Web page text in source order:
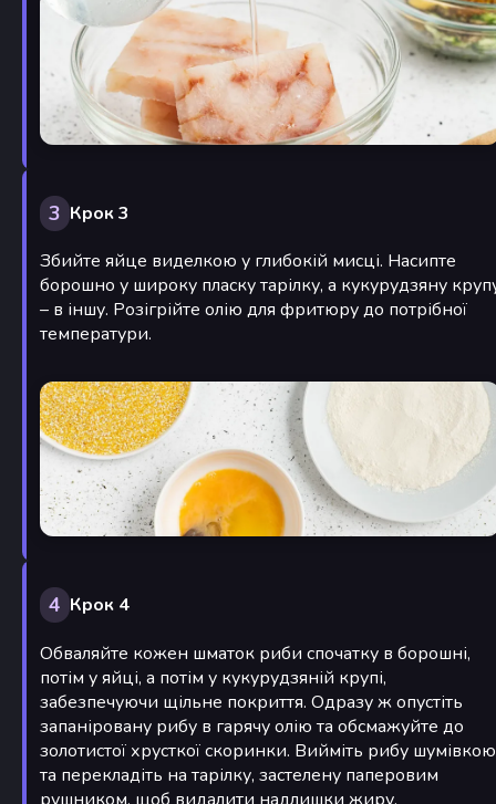
3 Крок 3
Збийте яйце виделкою у глибокій мисці. Насипте
борошно у широку пласку тарілку, а кукурудзяну
– в іншу. Розігрійте олію для фритюру до потрібної
температури.
4 Крок 4
Обваляйте кожен шматок риби спочатку в борошні,
потім у яйці, а потім у кукурудзяній крупі,
забезпечуючи щільне покриття. Одразу ж опустіть
запаніровану рибу в гарячу олію та обсмажуйте до
золотистої хрусткої скоринки. Вийміть рибу шумівкою
та перекладіть на тарілку, застелену паперовим